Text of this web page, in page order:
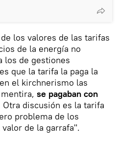
los valores de las tarifas
de la energía no
los de gestiones
que la tarifa la paga la
el kirchnerismo las
se pagaban con
Otra discusión es la tarifa
problema de los
de la garrafa".